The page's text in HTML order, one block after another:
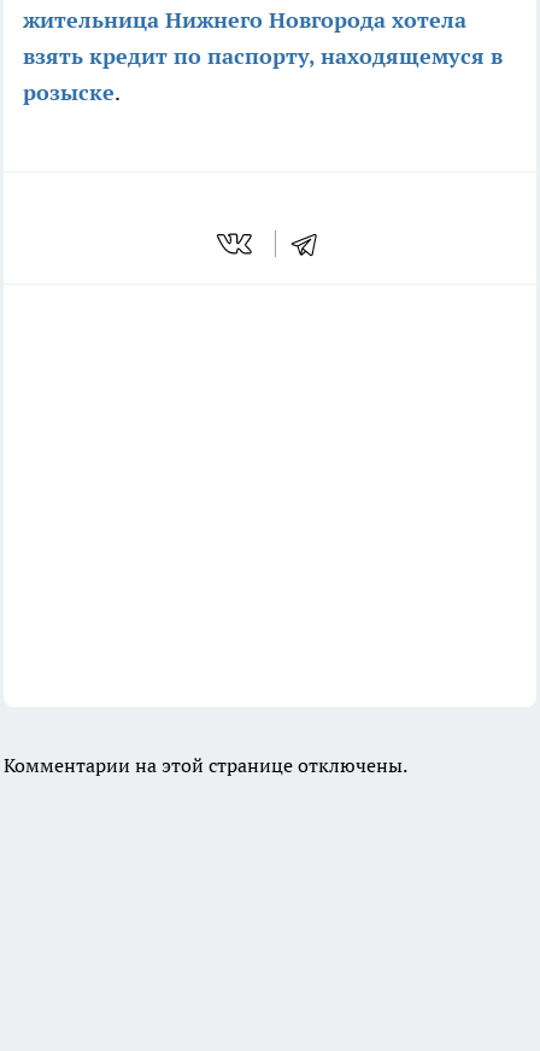
жительница Нижнего Новгорода хотела
взять кредит по паспорту, находящемуся в
розыске.
Комментарии на этой странице отключены.